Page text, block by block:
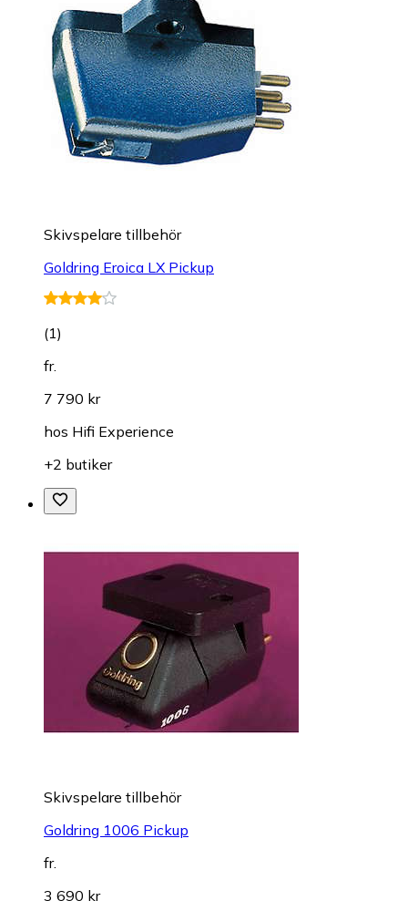
Skivspelare tillbehör
Goldring Eroica LX Pickup
(1)
fr.
7 790 kr
hos Hifi Experience
+2 butiker
Skivspelare tillbehör
Goldring 1006 Pickup
fr.
3 690 kr